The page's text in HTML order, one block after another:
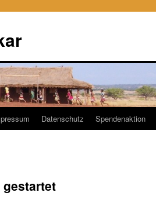
Datenschutz Spendenaktion